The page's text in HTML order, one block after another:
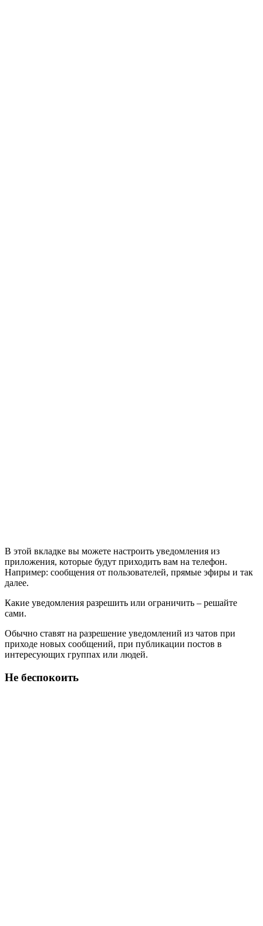
В этой вкладке вы можете настроить уведомления из
приложения, которые будут приходить вам на телефон.
Например: сообщения от пользователей, прямые эфиры и так
далее.
Какие уведомления разрешить или ограничить – решайте
сами.
Обычно ставят на разрешение уведомлений из чатов при
приходе новых сообщений, при публикации постов в
интересующих группах или людей.
Не беспокоить